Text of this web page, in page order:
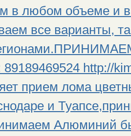
в любом объеме и
все варианты,
http://
прием лома
и
Алюминий